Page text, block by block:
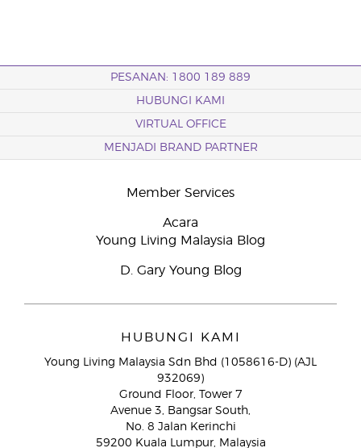
PESANAN: 1800 189 889
HUBUNGI KAMI
VIRTUAL OFFICE
MENJADI BRAND PARTNER
Member Services
Acara
Young Living Malaysia Blog
D. Gary Young Blog
HUBUNGI KAMI
Young Living Malaysia Sdn Bhd (1058616-D) (AJL
932069)
Ground Floor, Tower 7
Avenue 3, Bangsar South,
No. 8 Jalan Kerinchi
59200 Kuala Lumpur, Malaysia